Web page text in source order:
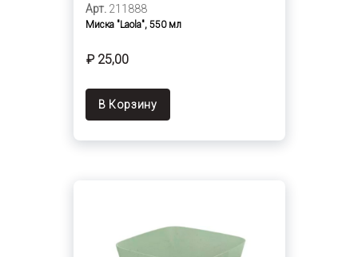
Арт. 211888
Миска "Laola", 550 мл
₽ 25,00
В Корзину